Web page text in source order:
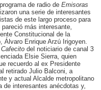
de radio de Emisoras
una serie de interesantes
de este largo proceso para
más interesante,
Constitucional de la
Álvaro Enrique Arzú Irigoyen.
del noticiario de canal 3
Elsie Sierra, quien
recuerdo al ex Presidente
retirado Julio Balconi, a
y actual Alcalde metropolitano
interesantes anécdotas y,